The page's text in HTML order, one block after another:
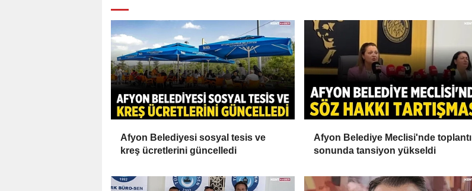
Afyon Belediyesi sosyal tesis ve
kreş ücretlerini güncelledi
Afyon Belediye Meclisi'nde toplantı
sonunda tansiyon yükseldi